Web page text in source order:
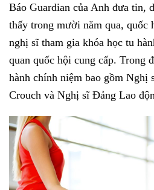
Báo Guardian của Anh đưa tin,
thấy trong mười năm qua, quốc
nghị sĩ tham gia khóa học tu
quan quốc hội cung cấp. Trong
hành chính niệm bao gồm Nghị
Crouch và Nghị sĩ Đảng Lao